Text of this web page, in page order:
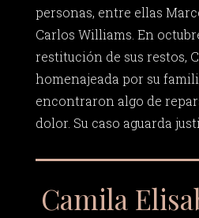
personas, entre ellas
Carlos Williams. En
restitución de sus restos,
homenajeada por su
encontraron algo de
dolor. Su caso aguarda
Camila